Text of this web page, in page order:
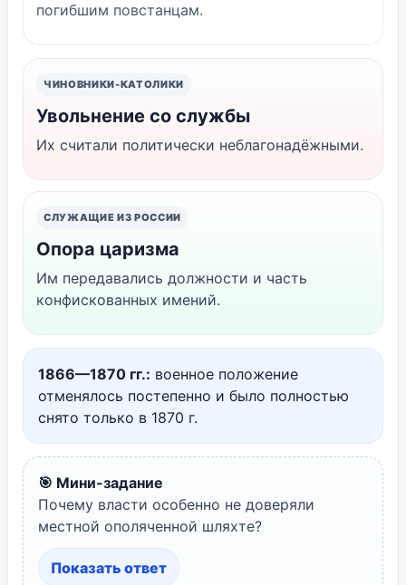
погибшим повстанцам.
ЧИНОВНИКИ-КАТОЛИКИ
Увольнение со службы
Их считали политически неблагонадёжными.
СЛУЖАЩИЕ ИЗ РОССИИ
Опора царизма
Им передавались должности и часть
конфискованных имений.
1866—1870 гг.: военное положение
отменялось постепенно и было полностью
снято только в 1870 г.
🎯 Мини-задание
Почему власти особенно не доверяли
местной ополяченной шляхте?
Показать ответ